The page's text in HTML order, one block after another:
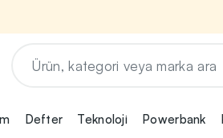
Defter Teknoloji Powerbank